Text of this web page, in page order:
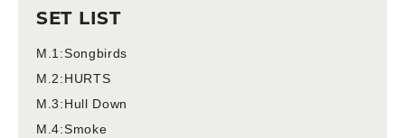
SET LIST
M.1:Songbirds
M.2:HURTS
M.3:Hull Down
M.4:Smoke